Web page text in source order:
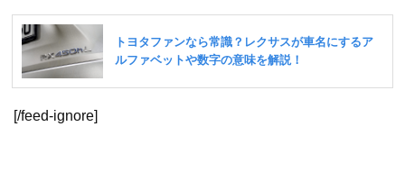
[/feed-ignore]